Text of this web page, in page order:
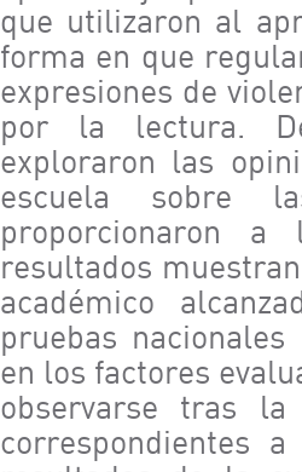
que utilizaron al
forma en que
expresiones de
por la lectura.
exploraron las
escuela sobre
proporcionaron a
resultados
académico
pruebas nacionales
en los factores
observarse tras la
correspondientes